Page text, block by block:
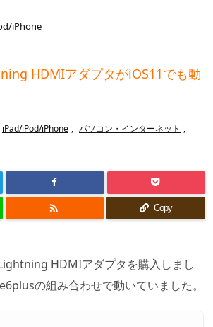
次へ
iPhone
HDMIアダプタがiOS11でも動
iPad/iPod/iPhone , パソコン・インターネット ,
 Copy
HDMIアダプタを購入しまし
の組み合わせで動いていました。